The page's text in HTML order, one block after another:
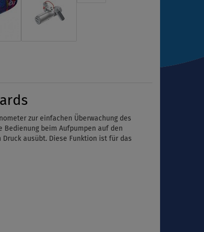
zur einfachen Überwachung des
beim Aufpumpen auf den
ausübt. Diese Funktion ist für das